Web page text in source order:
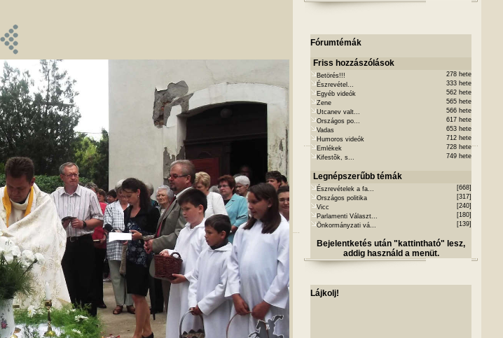
Fórumtémák
Friss hozzászólások
Betörés!!!
278 hete
Észrevétel...
333 hete
Egyéb videók
562 hete
Zene
565 hete
Utcanev valt...
566 hete
Országos po...
617 hete
Vadas
653 hete
Humoros videók
712 hete
Emlékek
728 hete
Kifestõk, s...
749 hete
Legnépszerűbb témák
Észrevételek a fa...
[668]
Országos politika
[317]
Vicc
[240]
Parlamenti Választ...
[180]
Önkormányzati vá...
[139]
Bejelentketés után "kattintható" lesz,
addig használd a menüt.
Lájkolj!